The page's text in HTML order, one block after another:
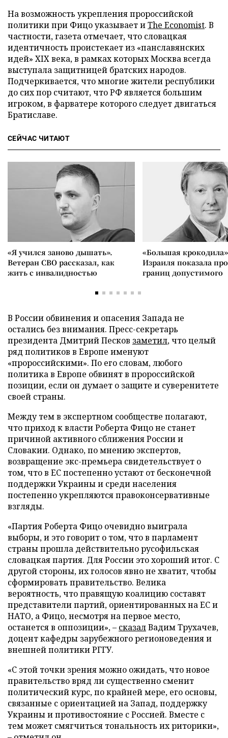
На возможность укрепления пророссийской
политики при Фицо указывает иThe Economist. В
частности, газета отмечает, что словацкая
идентичность проистекает из «панславянских
идей» XIX века, в рамках которых Москва всегда
выступала защитницей братских народов.
Подчеркивается, что многие жители республики
до сих пор считают, что РФ является большим
игроком, в фарватере которого следует двигаться
Братиславе.
СЕЙЧАС ЧИТАЮТ
«Я учился заново дышать».
Ветеран СВО рассказал, как
жить с инвалидностью
«Большая
Израиля показала
границ допустимого
В России обвинения и опасения Запада не
остались без внимания. Пресс-секретарь
президента Дмитрий Песков заметил, что целый
ряд политиков в Европе именуют
«пророссийскими». По его словам, любого
политика в Европе обвинят в пророссийской
позиции, если он думает о защите и суверенитете
своей страны.
Между тем в экспертном сообществе полагают,
что приход к власти Роберта Фицо не станет
причиной активного сближения России и
Словакии. Однако, по мнению экспертов,
возвращение экс-премьера свидетельствует о
том, что в ЕС постепенно устают от бесконечной
поддержки Украины и среди населения
постепенно укрепляются правоконсервативные
взгляды.
«Партия Роберта Фицо очевидно выиграла
выборы, и это говорит о том, что в парламент
страны прошла действительно русофильская
словацкая партия. Для России это хороший итог. С
другой стороны, их голосов явно не хватит, чтобы
сформировать правительство. Велика
вероятность, что правящую коалицию составят
представители партий, ориентированных на ЕС и
НАТО, а Фицо, несмотря на первое место,
останется в оппозиции», – сказалВадим Трухачев,
доцент кафедры зарубежного регионоведения и
внешней политики РГГУ.
«С этой точки зрения можно ожидать, что новое
правительство вряд ли существенно сменит
политический курс, по крайней мере, его основы,
связанные с ориентацией на Запад, поддержку
Украины и противостояние с Россией. Вместе с
тем может смягчиться тональность их риторики»,